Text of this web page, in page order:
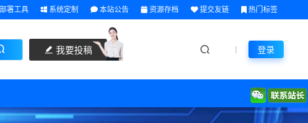
署工具 系统定制 本站公告 资源存档 提交友链 热门标签
我要投稿 登录